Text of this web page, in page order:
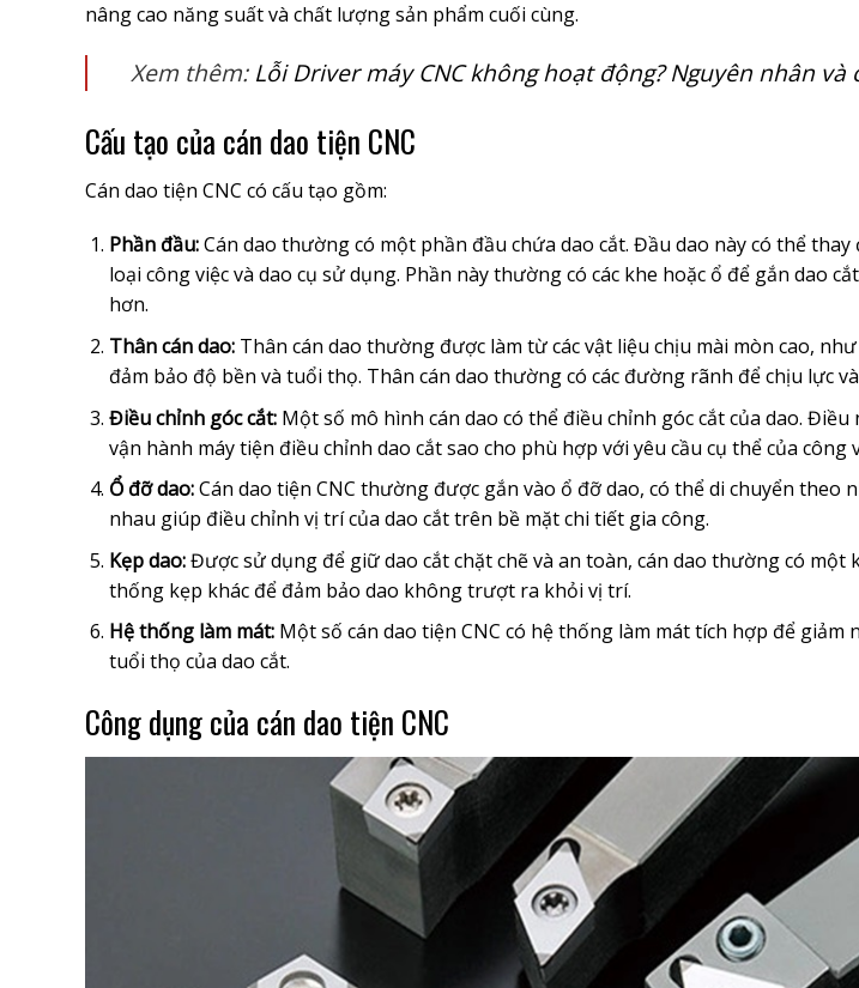
nâng cao năng suất và chất lượng sản phẩm cuối cùng.
Xem thêm: Lỗi Driver máy CNC không hoạt động? Nguyên nhân và
Cấu tạo của cán dao tiện CNC
Cán dao tiện CNC có cấu tạo gồm:
Phần đầu:Cán dao thường có một phần đầu chứa dao cắt. Đầu dao này có thể
loại công việc và dao cụ sử dụng. Phần này thường có các khe hoặc ổ để gắn dao
hơn.
Thân cán dao: Thân cán dao thường được làm từ các vật liệu chịu mài mòn cao,
đảm bảo độ bền và tuổi thọ. Thân cán dao thường có các đường rãnh để chịu lực
Điều chỉnh góc cắt: Một số mô hình cán dao có thể điều chỉnh góc cắt của dao.
vận hành máy tiện điều chỉnh dao cắt sao cho phù hợp với yêu cầu cụ thể của công
Ổ đỡ dao:Cán dao tiện CNC thường được gắn vào ổ đỡ dao, có thể di chuyển theo
nhau giúp điều chỉnh vị trí của dao cắt trên bề mặt chi tiết gia công.
Kẹp dao:Được sử dụng để giữ dao cắt chặt chẽ và an toàn, cán dao thường có một
thống kẹp khác để đảm bảo dao không trượt ra khỏi vị trí.
Hệ thống làm mát: Một số cán dao tiện CNC có hệ thống làm mát tích hợp để giảm
tuổi thọ của dao cắt.
Công dụng của cán dao tiện CNC